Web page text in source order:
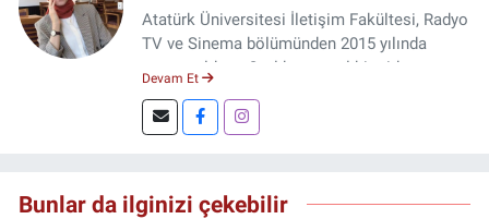
Atatürk Üniversitesi İletişim Fakültesi, Radyo
TV ve Sinema bölümünden 2015 yılında
mezun oldum. 3 yıl kurumsal bir şirkette
DoğuGazetesi.com internet haber sitesinde
muhabirlik yapıyor ve içerik üretiyorum.
Devam Et
Bunlar da ilginizi çekebilir